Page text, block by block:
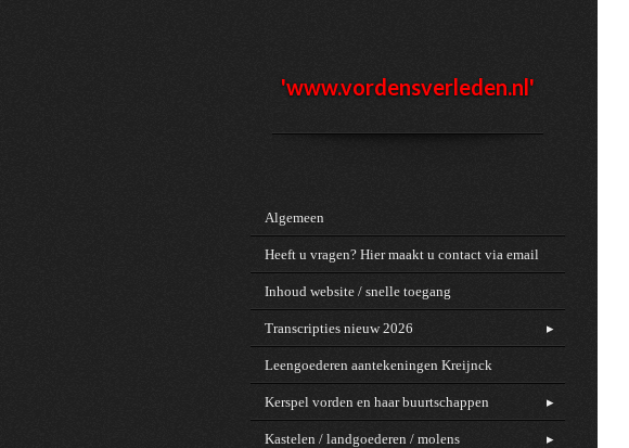
'www.vordensverleden.nl'
Algemeen
Heeft u vragen? Hier maakt u contact via email
Inhoud website / snelle toegang
Transcripties nieuw 2026
Leengoederen aantekeningen Kreijnck
Kerspel vorden en haar buurtschappen
Kastelen / landgoederen / molens